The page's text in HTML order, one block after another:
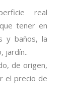
real
tener en
y baños, la
jardín..
de origen,
el precio de